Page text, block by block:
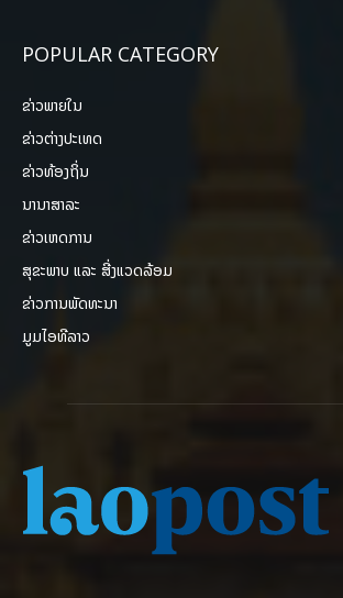
POPULAR CATEGORY
ຂ່າວພາຍ​ໃນ
ຂ່າວຕ່າງປະເທດ
ຂ່າວທ້ອງຖິ່ນ
ນານາສາລະ
ຂ່າວເຫດການ
ສຸຂະພາບ ແລະ ສີ່ງແວດລ້ອມ
ຂ່າວການພັດທະນາ
ມູມໄອທີລາວ